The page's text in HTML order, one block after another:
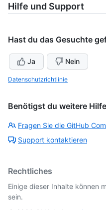
Hilfe und Support
Hast du das Gesuchte
Ja Nein
Datenschutzrichtlinie
Benötigst du weitere
Fragen Sie die GitHub
Support kontaktieren
Rechtliches
Einige dieser Inhalte können
sein.